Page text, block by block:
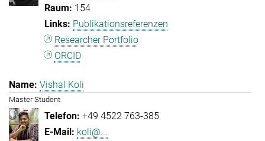
154
Publikationsreferenzen
Researcher Portfolio
ORCID
Vishal Koli
Master Student
+49 4522 763-385
koli@...